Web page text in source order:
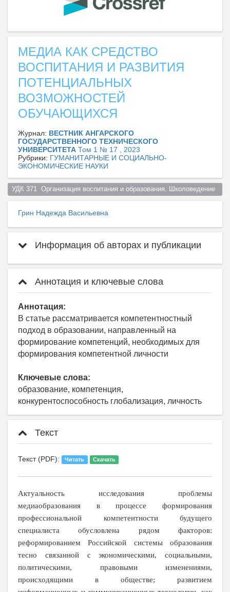
МЕДИА КАК СРЕДСТВО
ВОСПИТАНИЯ И РАЗВИТИЯ
ПОТЕНЦИАЛЬНЫХ
ВОЗМОЖНОСТЕЙ
ОБУЧАЮЩИХСЯ
Журнал: ВЕСТНИК АНГАРСКОГО
ГОСУДАРСТВЕННОГО ТЕХНИЧЕСКОГО
УНИВЕРСИТЕТА Том 1 № 17 , 2023
Рубрики: ГУМАНИТАРНЫЕ И СОЦИАЛЬНО-
ЭКОНОМИЧЕСКИЕ НАУКИ
УДК 371  Организация воспитания и образования. Школоведение
Грин Надежда Васильевна
Информация об авторах и публикации
Аннотация и ключевые слова
Аннотация:
В статье рассматривается компетентностный
подход в образовании, направленный на
формирование компетенций, необходимых для
формирования компетентной личности
Ключевые слова:
образование, компетенция,
конкурентоспособность глобализация, личность
Текст
Текст (PDF): Читать Скачать
Актуальность исследования проблемы
медиаобразования в процессе формирования
профессиональной компетентности будущего
специалиста обусловлена рядом факторов:
реформированием Российской системы образования
тесно связанной с экономическими, социальными,
политическими, правовыми изменениями,
происходящими в обществе; развитием